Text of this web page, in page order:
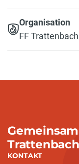
Organisation
FF Trattenbach
KONTAKT